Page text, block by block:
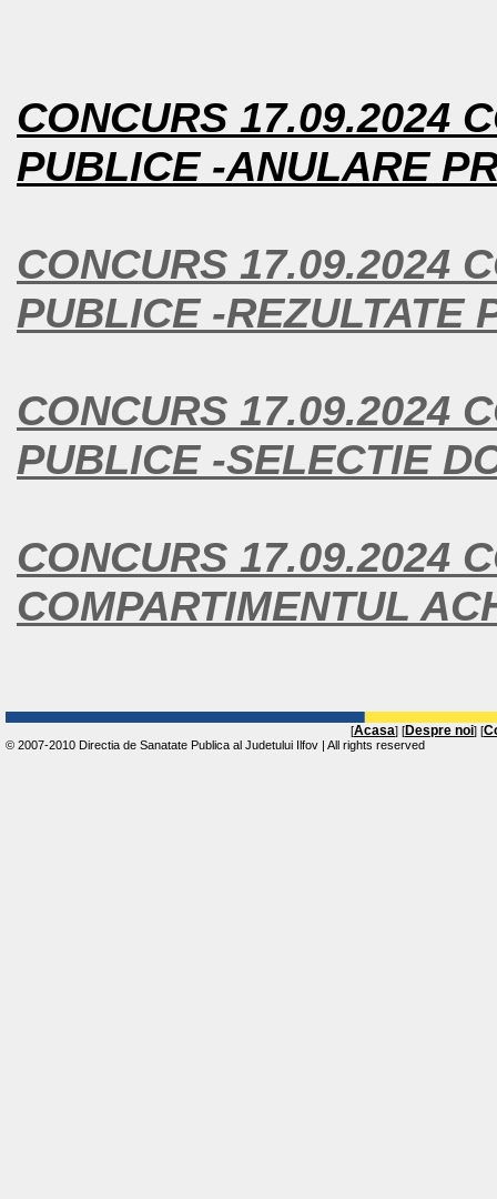
CONCURS 17.09.2024
PUBLICE -ANULARE
CONCURS 17.09.2024
PUBLICE -
CONCURS 17.09.2024
PUBLICE -SELECTIE
CONCURS 17.09.2024
COMPARTIMENTUL
[Acasa] [Despre noi] [
© 2007-2010 Directia de Sanatate Publica al Judetului Ilfov | All rights reserved